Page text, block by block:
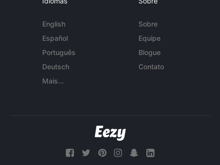
English
Español
Português
Deutsch
Mais...
Sobre
Equipe
Blogue
Contato